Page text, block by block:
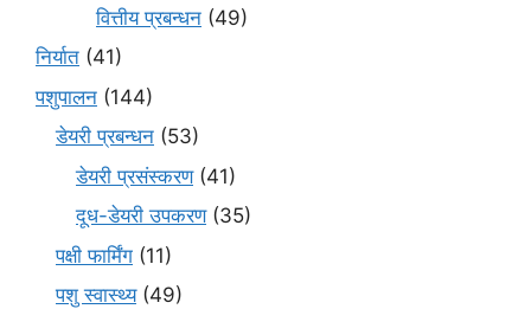
वित्तीय प्रबन्धन (49)
निर्यात (41)
पशुपालन (144)
डेयरी प्रबन्धन (53)
डेयरी प्रसंस्करण(41)
दूध-डेयरी उपकरण(35)
पक्षी फार्मिंग (11)
पशु स्वास्थ्य(49)